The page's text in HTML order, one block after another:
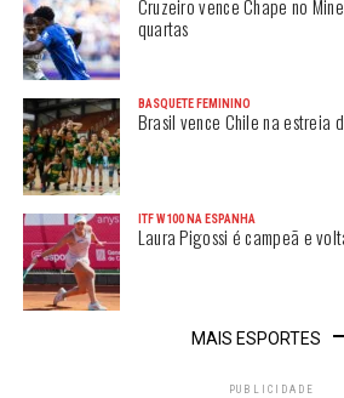
Cruzeiro vence Chape no
quartas
BASQUETE FEMININO
Brasil vence Chile na estreia
ITF W100 NA ESPANHA
Laura Pigossi é campeã e
MAIS ESPORTES
PUBLICIDADE